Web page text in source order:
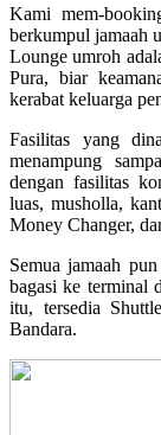
Kami mem-
berkumpul jamaah
Lounge umroh
Pura, biar
kerabat keluarga
Fasilitas yang
menampung
dengan fasilitas
luas, musholla,
Money Changer,
Semua jamaah
bagasi ke terminal
itu, tersedia
Bandara.